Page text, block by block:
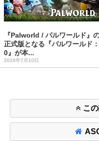
『Palworld / パルワールド』
正式版となる『パルワールド
0』が本...
2026年7月10日
こ